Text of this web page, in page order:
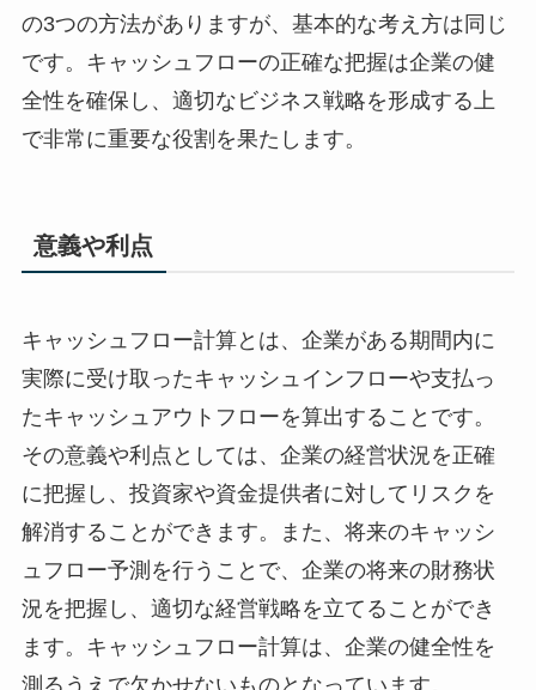
の3つの方法がありますが、基本的な考え方は同じ
です。キャッシュフローの正確な把握は企業の健
全性を確保し、適切なビジネス戦略を形成する上
で非常に重要な役割を果たします。
意義や利点
キャッシュフロー計算とは、企業がある期間内に
実際に受け取ったキャッシュインフローや支払っ
たキャッシュアウトフローを算出することです。
その意義や利点としては、企業の経営状況を正確
に把握し、投資家や資金提供者に対してリスクを
解消することができます。また、将来のキャッシ
ュフロー予測を行うことで、企業の将来の財務状
況を把握し、適切な経営戦略を立てることができ
ます。キャッシュフロー計算は、企業の健全性を
測るうえで欠かせないものとなっています。